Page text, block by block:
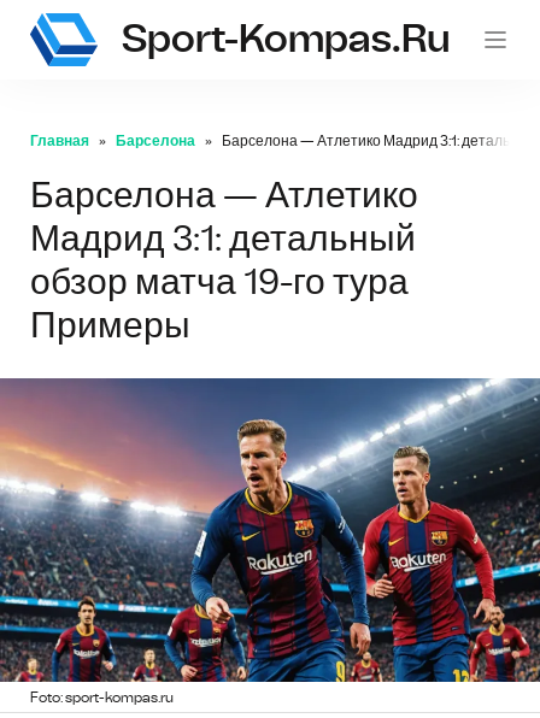
Sport-Kompas.ru
Главная Барселона Барселона — Атлетико Мадрид 3:1:
Барселона — Атлетико
Мадрид 3:1: детальный
обзор матча 19-го тура
Примеры
Foto: sport-kompas.ru